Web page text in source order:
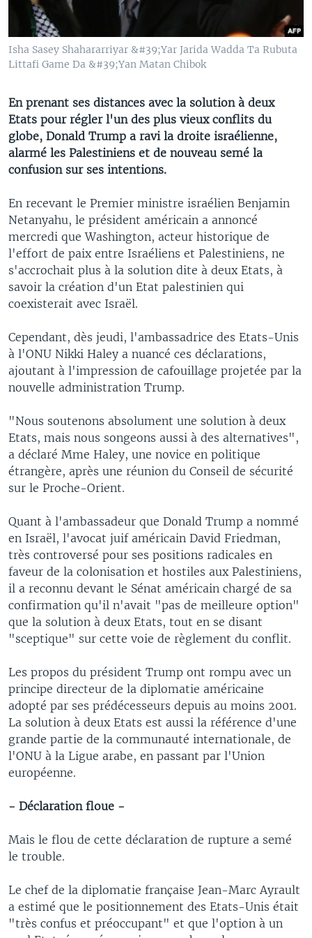
Isha Sasey Shahararriyar &#39;Yar Jarida Wadda Ta Rubuta
Littafi Game Da &#39;Yan Matan Chibok
En prenant ses distances avec la solution à deux
Etats pour régler l'un des plus vieux conflits du
globe, Donald Trump a ravi la droite israélienne,
alarmé les Palestiniens et de nouveau semé la
confusion sur ses intentions.
En recevant le Premier ministre israélien Benjamin
Netanyahu, le président américain a annoncé
mercredi que Washington, acteur historique de
l'effort de paix entre Israéliens et Palestiniens, ne
s'accrochait plus à la solution dite à deux Etats, à
savoir la création d'un Etat palestinien qui
coexisterait avec Israël.
Cependant, dès jeudi, l'ambassadrice des Etats-Unis
à l'ONU Nikki Haley a nuancé ces déclarations,
ajoutant à l'impression de cafouillage projetée par la
nouvelle administration Trump.
"Nous soutenons absolument une solution à deux
Etats, mais nous songeons aussi à des alternatives",
a déclaré Mme Haley, une novice en politique
étrangère, après une réunion du Conseil de sécurité
sur le Proche-Orient.
Quant à l'ambassadeur que Donald Trump a nommé
en Israël, l'avocat juif américain David Friedman,
très controversé pour ses positions radicales en
faveur de la colonisation et hostiles aux Palestiniens,
il a reconnu devant le Sénat américain chargé de sa
confirmation qu'il n'avait "pas de meilleure option"
que la solution à deux Etats, tout en se disant
"sceptique" sur cette voie de règlement du conflit.
Les propos du président Trump ont rompu avec un
principe directeur de la diplomatie américaine
adopté par ses prédécesseurs depuis au moins 2001.
La solution à deux Etats est aussi la référence d'une
grande partie de la communauté internationale, de
l'ONU à la Ligue arabe, en passant par l'Union
européenne.
- Déclaration floue -
Mais le flou de cette déclaration de rupture a semé
le trouble.
Le chef de la diplomatie française Jean-Marc Ayrault
a estimé que le positionnement des Etats-Unis était
"très confus et préoccupant" et que l'option à un